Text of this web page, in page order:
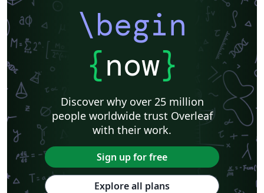
\begin
{now}
Discover why over 25 million
people worldwide trust Overleaf
with their work.
Sign up for free
Explore all plans